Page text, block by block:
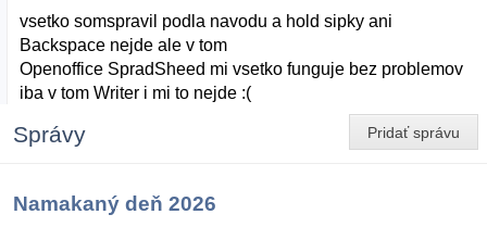
vsetko somspravil podla navodu a hold sipky ani
Backspace nejde ale v tom
Openoffice SpradSheed mi vsetko funguje bez problemov
iba v tom Writer i mi to nejde :(
Pridať správu
Správy
Namakaný deň 2026